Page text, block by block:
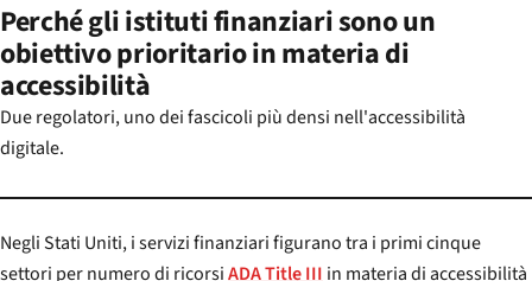
Perché gli istituti finanziari sono un
obiettivo prioritario in materia di
accessibilità
Due regolatori, uno dei fascicoli più densi nell'accessibilità
digitale.
Negli Stati Uniti, i servizi finanziari figurano tra i primi cinque
settori per numero di ricorsiADA Title III in materia di accessibilità